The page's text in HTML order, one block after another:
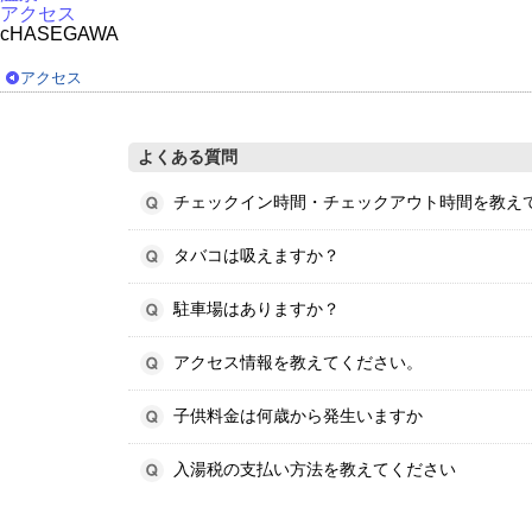
アクセス
cHASEGAWA
アクセス
よくある質問
チェックイン時間・チェックアウト時間を教え
タバコは吸えますか？
駐車場はありますか？
アクセス情報を教えてください。
子供料金は何歳から発生いますか
入湯税の支払い方法を教えてください